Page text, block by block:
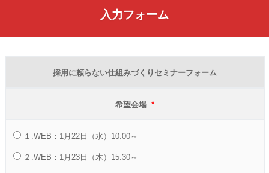
入力フォーム
採用に頼らない仕組みづくりセミナーフォーム
希望会場 *
１.WEB：1月22日（水）10:00～
２.WEB：1月23日（木）15:30～